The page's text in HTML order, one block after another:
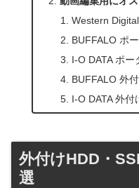
Western
BUFFALO ポ
I-O DATA ポ
BUFFALO 外
I-O DATA 外
外付けHDD・
選